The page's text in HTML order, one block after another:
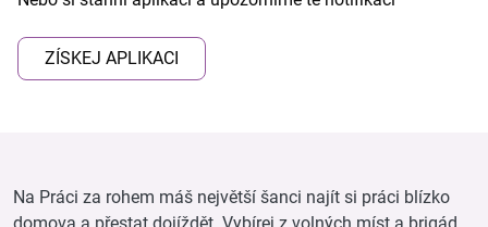
ZÍSKEJ APLIKACI
Na Práci za rohem máš největší šanci najít si práci blízko
domova a přestat dojíždět. Vybírej z volných míst a brigád